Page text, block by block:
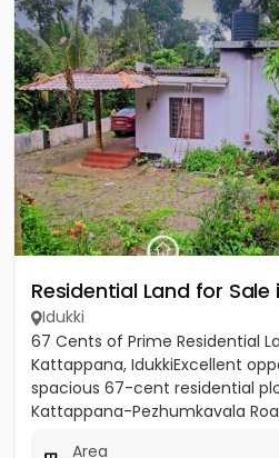
Residential Land for
Idukki
67 Cents of Prime Residential
Kattappana, IdukkiExcellent
spacious 67-cent residential
Kattappana-Pezhumkavala
Area